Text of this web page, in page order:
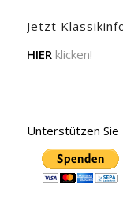
Jetzt
HIERklicken!
Unterstützen Sie